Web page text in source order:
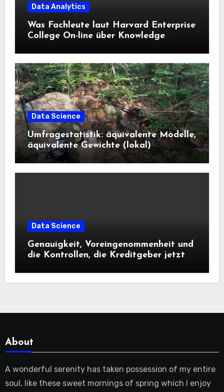
Data Analytics
Was Fachleute laut Harvard Enterprise
College On-line über Knowledge
Data Science
Umfragestatistik: äquivalente Modelle,
äquivalente Gewichte (lokal)
Data Science
Genauigkeit, Voreingenommenheit und
die Kontrollen, die Kreditgeber jetzt
About
A wonderful serenity has taken possession of my entire
soul, like these sweet mornings of spring which I enjoy